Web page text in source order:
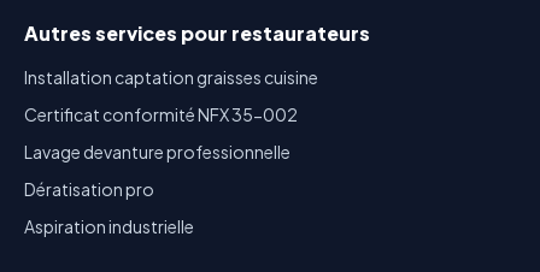
Autres services pour restaurateurs
Installation captation graisses cuisine
Certificat conformité NFX 35-002
Lavage devanture professionnelle
Dératisation pro
Aspiration industrielle